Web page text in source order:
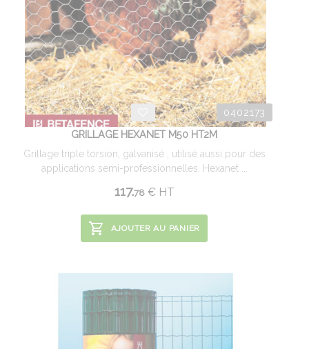
0402173
GRILLAGE HEXANET M50 HT2M
Grillage triple torsion, galvanisé , utilisé aussi pour des
applications semi-professionnelles. Hexanet ...
117.78 €HT
AJOUTER AU PANIER